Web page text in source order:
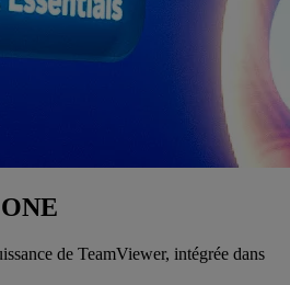
de TeamViewer, intégrée dans